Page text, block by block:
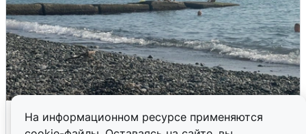
На информационном ресурсе применяются
Сирены в Сочи: новая угроза БПЛА